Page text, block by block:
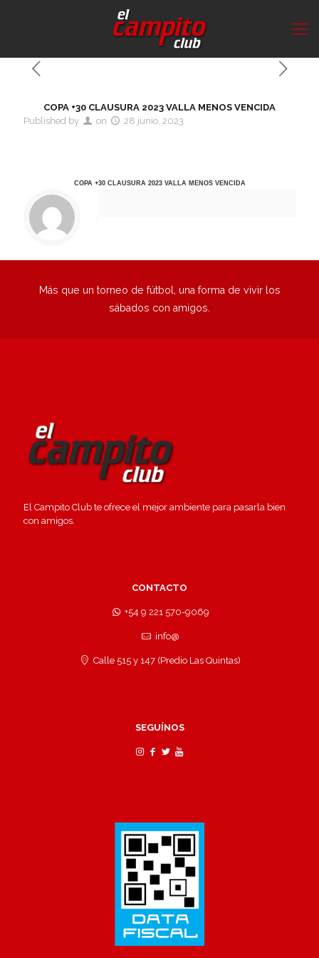
COPA +30 CLAUSURA 2023 VALLA MENOS VENCIDA
Published by
on 28 junio, 2023
COPA +30 CLAUSURA 2023 VALLA MENOS VENCIDA
Más que un torneo de fútbol, una forma de vivir los
sábados con amigos.
El Campito Club te ofrece el mejor ambiente para pasarla bien
con amigos.
CONTACTO
+54 9 221 570-9069
info@
Calle 515 y 147 (Predio Las Quintas)
SEGUÍNOS